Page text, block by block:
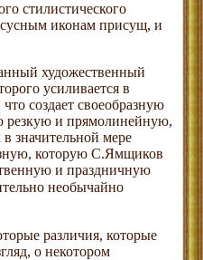
стилистического
иконам присущ, и
художественный
усиливается в
создает своеобразную
резкую и прямолинейную,
значительной мере
которую С.Ямщиков
и праздничную
необычайно
различия, которые
о некотором